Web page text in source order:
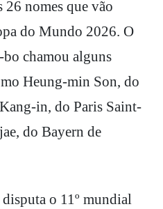
nomes que vão
do Mundo 2026. O
chamou alguns
Heung-min Son, do
in, do Paris Saint-
do Bayern de
o 11º mundial